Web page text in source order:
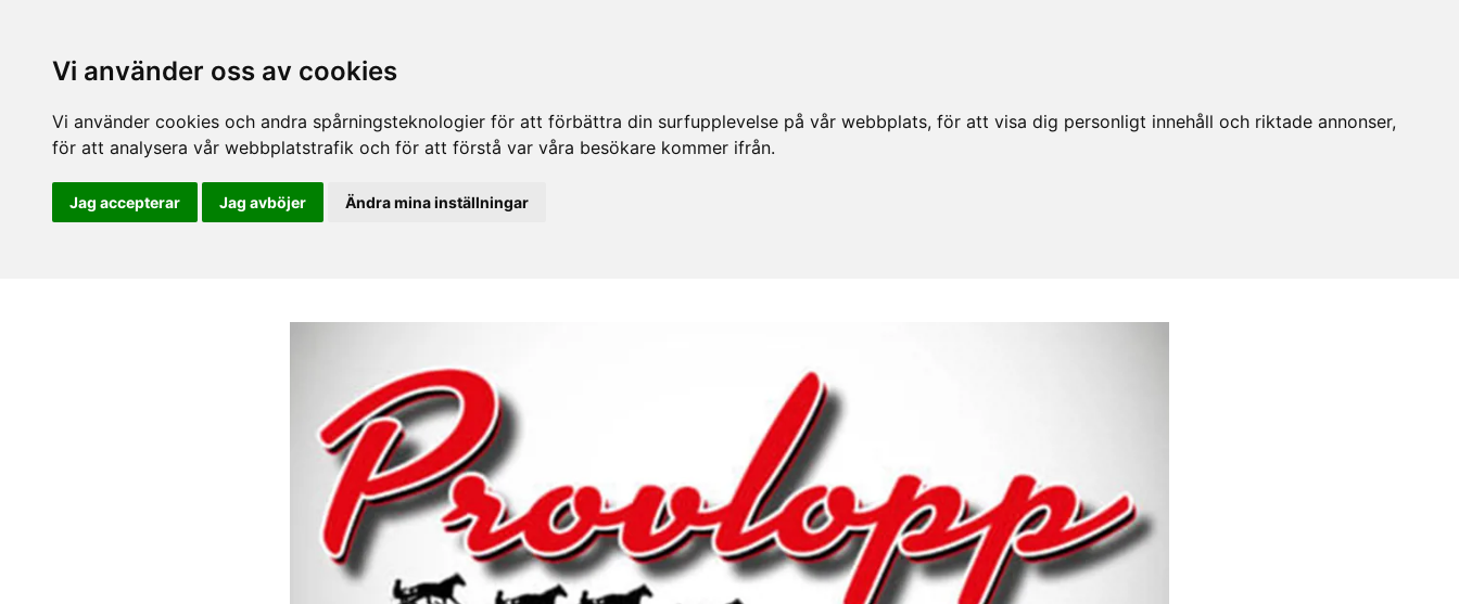
Vi använder oss av cookies
Vi använder cookies och andra spårningsteknologier för att förbättra din surfupplevelse på vår webbplats, för att visa dig personligt innehåll och riktade annonser,
för att analysera vår webbplatstrafik och för att förstå var våra besökare kommer ifrån.
Jag accepterar Jag avböjer Ändra mina inställningar